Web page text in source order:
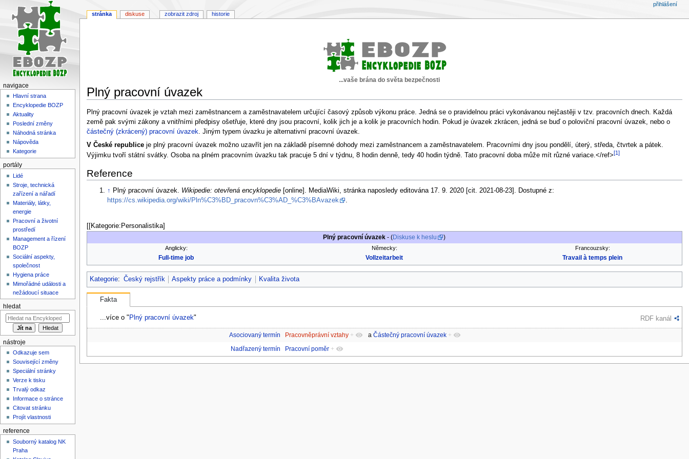
...vaše brána do světa bezpečnosti
Plný pracovní úvazek
Skočit
na
navigaci
Skočit
na
vyhledávání
Plný pracovní úvazek je vztah mezi zaměstnancem a zaměstnavatelem určující časový způsob výkonu práce. Jedná se o pravidelnou práci vykonávanou nejčastěji v tzv. pracovních dnech. Každá
země pak svými zákony a vnitřními předpisy ošetřuje, které dny jsou pracovní, kolik jich je a kolik je pracovních hodin. Pokud je úvazek zkrácen, jedná se buď o poloviční pracovní úvazek, nebo o
částečný (zkrácený) pracovní úvazek. Jiným typem úvazku je alternativní pracovní úvazek.
V České republiceje plný pracovní úvazek možno uzavřít jen na základě písemné dohody mezi zaměstnancem a zaměstnavatelem. Pracovními dny jsou pondělí, úterý, středa, čtvrtek a pátek.
Výjimku tvoří státní svátky. Osoba na plném pracovním úvazku tak pracuje 5 dní v týdnu, 8 hodin denně, tedy 40 hodin týdně. Tato pracovní doba může mít různé variace.</ref>[1]
Reference
↑ Plný pracovní úvazek. Wikipedie: otevřená encyklopedie [online]. MediaWiki, stránka naposledy editována 17. 9. 2020 [cit. 2021-08-23]. Dostupné z:
https://cs.wikipedia.org/wiki/Pln%C3%BD_pracovn%C3%AD_%C3%BAvazek
.
[[Kategorie:Personalistika]
Plný pracovní úvazek - (Diskuse k heslu )
Anglicky: Německy: Francouzsky:
Full-time job Vollzeitarbeit Travail à temps plein
Kategorie: Český rejstřík Aspekty práce a podmínky Kvalita života
Fakta
...více o " Plný pracovní úvazek" RDF kanál
Asociovaný termín Pracovněprávní vztahy + aČástečný pracovní úvazek +
Nadřazený termín
Pracovní poměr +
stránka diskuse zobrazit zdroj historie
přihlášení
navigace
Hlavní strana
Encyklopedie BOZP
Aktuality
Poslední změny
Náhodná stránka
Nápověda
Kategorie
portály
Lidé
Stroje, technická
zařízení a nářadí
Materiály, látky,
energie
Pracovní a životní
prostředí
Management a řízení
BOZP
Sociální aspekty,
společnost
Hygiena práce
Mimořádné události a
nežádoucí situace
hledat
nástroje
Odkazuje sem
Související změny
Speciální stránky
Verze k tisku
Trvalý odkaz
Informace o stránce
Citovat stránku
Projít vlastnosti
reference
Souborný katalog NK
Praha